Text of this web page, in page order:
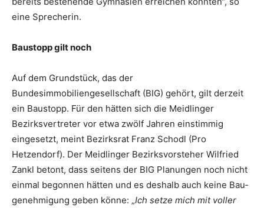
eine Sprecherin.
Baustopp gilt noch
Auf dem Grundstück, das der
Bundesimmobiliengesellschaft (BIG) gehört, gilt derzeit
ein Baustopp. Für den hätten sich die Meidlinger
Bezirksvertreter vor etwa zwölf Jahren einstimmig
eingesetzt, meint ­Bezirksrat Franz Schodl (Pro
Hetzendorf). Der Meidlinger Bezirksvorsteher Wilfried
Zankl betont, dass seitens der BIG Planungen noch nicht
einmal begonnen hätten und es deshalb auch keine Bau­
genehmigung geben könne: „Ich setze mich mit voller